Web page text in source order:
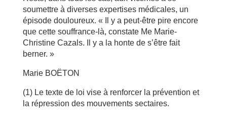
soumettre à diverses expertises médicales, un
épisode douloureux. « Il y a peut-être pire encore
que cette souffrance-là, constate Me Marie-
Christine Cazals. Il y a la honte de s’être fait
berner. »
Marie BOËTON
(1) Le texte de loi vise à renforcer la prévention et
la répression des mouvements sectaires.